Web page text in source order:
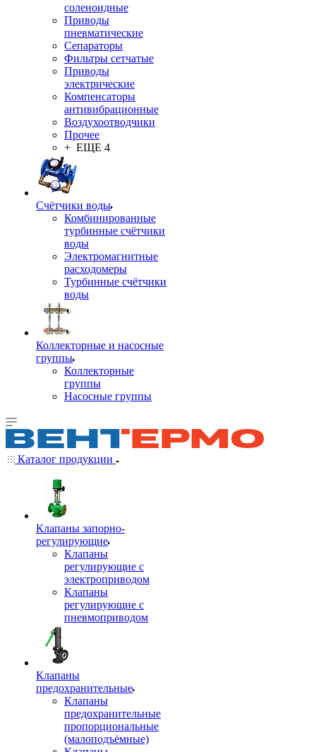
соленоидные
Приводы
пневматические
Сепараторы
Фильтры сетчатые
Приводы
электрические
Компенсаторы
антивибрационные
Воздухоотводчики
Прочее
+ ЕЩЕ 4
Счётчики воды
Комбинированные
турбинные счётчики
воды
Электромагнитные
расходомеры
Турбинные счётчики
воды
Коллекторные и насосные
группы
Коллекторные
группы
Насосные группы
Каталог продукции
Клапаны запорно-
регулирующие
Клапаны
регулирующие с
электроприводом
Клапаны
регулирующие с
пневмоприводом
Клапаны
предохранительные
Клапаны
предохранительные
пропорциональные
(малоподъёмные)